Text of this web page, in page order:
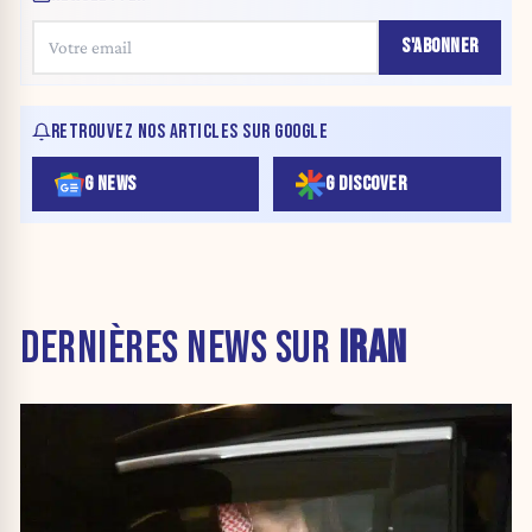
S'ABONNER
RETROUVEZ NOS ARTICLES SUR GOOGLE
G NEWS G DISCOVER
DERNIÈRES NEWS SUR IRAN